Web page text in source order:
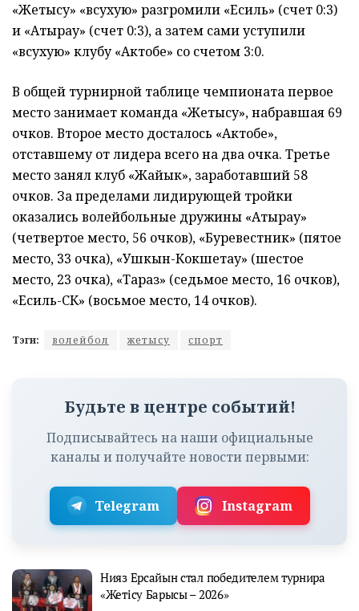
«Жетысу» «всухую» разгромили «Есиль» (счет 0:3)
и «Атырау» (счет 0:3), а затем сами уступили
«всухую» клубу «Актобе» со счетом 3:0.
В общей турнирной таблице чемпионата первое
место занимает команда «Жетысу», набравшая 69
очков. Второе место досталось «Актобе»,
отставшему от лидера всего на два очка. Третье
место занял клуб «Жайык», заработавший 58
очков. За пределами лидирующей тройки
оказались волейбольные дружины «Атырау»
(четвертое место, 56 очков), «Буревестник» (пятое
место, 33 очка), «Ушкын-Кокшетау» (шестое
место, 23 очка), «Тараз» (седьмое место, 16 очков),
«Есиль-СК» (восьмое место, 14 очков).
Тэги: волейбол жетысу спорт
Будьте в центре событий!
Подписывайтесь на наши официальные
каналы и получайте новости первыми:
Telegram Instagram
Нияз Ерсайын стал победителем турнира
«Жетісу Барысы – 2026»